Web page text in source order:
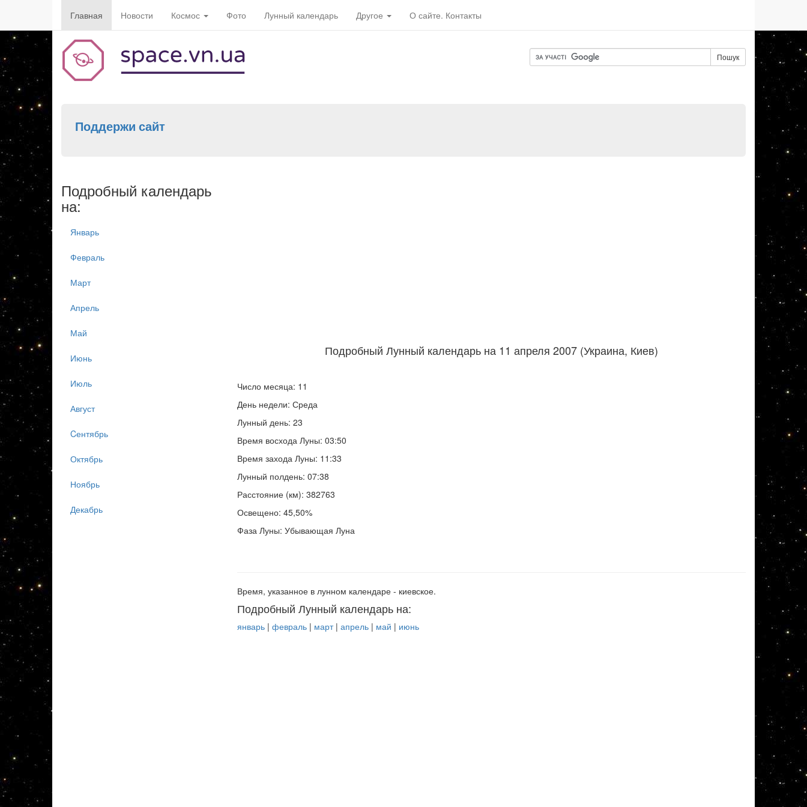
Главная Новости Космос Фото Лунный календарь Другое О сайте. Контакты
Пошук
Поддержи сайт
Подробный Лунный календарь на 11 апреля 2007 (Украина, Киев)
Число месяца: 11
День недели: Среда
Лунный день: 23
Время восхода Луны: 03:50
Время захода Луны: 11:33
Лунный полдень: 07:38
Расстояние (км): 382763
Освещено: 45,50%
Фаза Луны: Убывающая Луна
Время, указанное в лунном календаре - киевское.
Подробный Лунный календарь на:
январь| февраль| март| апрель| май | июнь
Подробный календарь
на:
Январь
Февраль
Март
Апрель
Май
Июнь
Июль
Август
Cентябрь
Октябрь
Ноябрь
Декабрь